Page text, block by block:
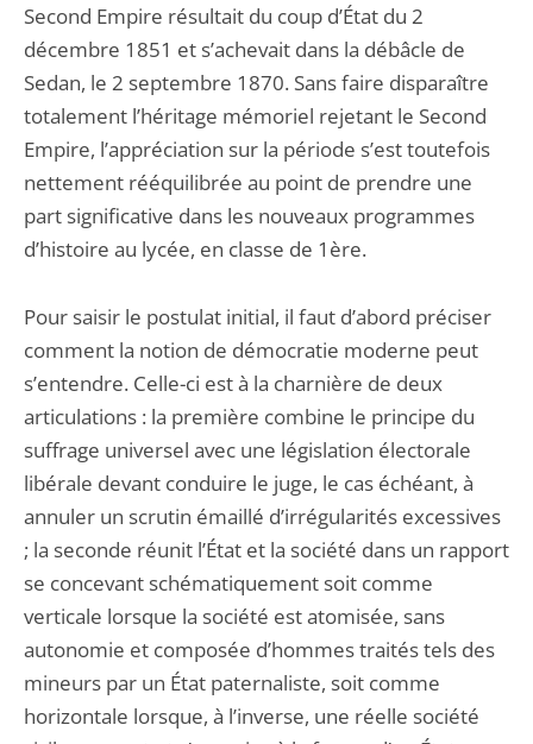
Second Empire résultait du coup d’État du 2
décembre 1851 et s’achevait dans la débâcle de
Sedan, le 2 septembre 1870. Sans faire disparaître
totalement l’héritage mémoriel rejetant le Second
Empire, l’appréciation sur la période s’est toutefois
nettement rééquilibrée au point de prendre une
part significative dans les nouveaux programmes
d’histoire au lycée, en classe de 1ère.
Pour saisir le postulat initial, il faut d’abord préciser
comment la notion de démocratie moderne peut
s’entendre. Celle-ci est à la charnière de deux
articulations : la première combine le principe du
suffrage universel avec une législation électorale
libérale devant conduire le juge, le cas échéant, à
annuler un scrutin émaillé d’irrégularités excessives
; la seconde réunit l’État et la société dans un rapport
se concevant schématiquement soit comme
verticale lorsque la société est atomisée, sans
autonomie et composée d’hommes traités tels des
mineurs par un État paternaliste, soit comme
horizontale lorsque, à l’inverse, une réelle société